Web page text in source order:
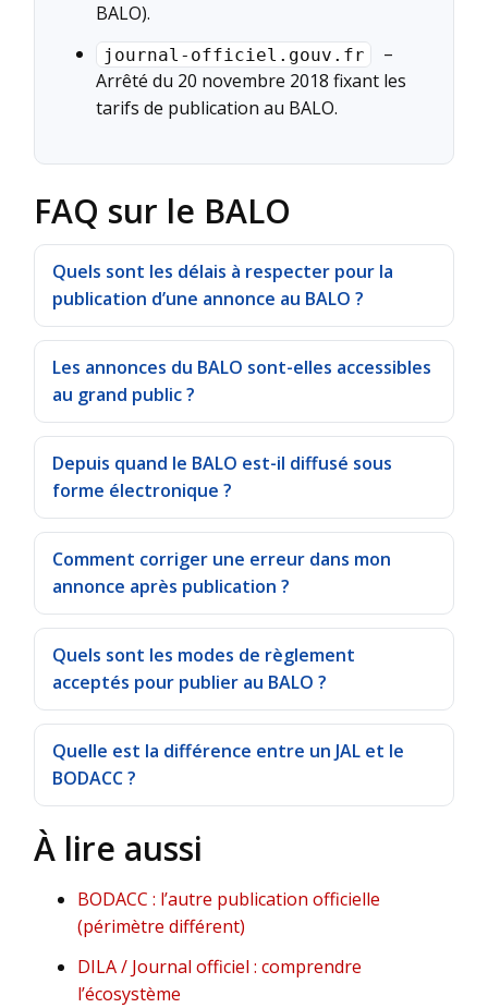
BALO).
journal-officiel.gouv.fr
–
Arrêté du 20 novembre 2018 fixant les
tarifs de publication au BALO.
FAQ sur le BALO
Quels sont les délais à respecter pour la
publication d’une annonce au BALO ?
Les annonces du BALO sont-elles accessibles
au grand public ?
Depuis quand le BALO est-il diffusé sous
forme électronique ?
Comment corriger une erreur dans mon
annonce après publication ?
Quels sont les modes de règlement
acceptés pour publier au BALO ?
Quelle est la différence entre un JAL et le
BODACC ?
À lire aussi
BODACC : l’autre publication officielle
(périmètre différent)
DILA / Journal officiel : comprendre
l’écosystème